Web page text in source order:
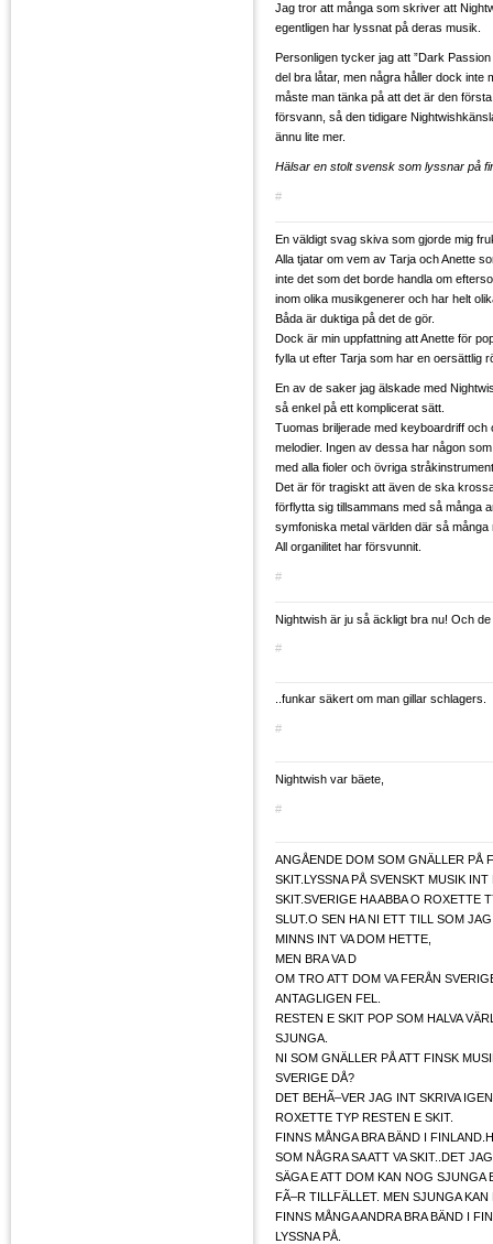
Jag tror att många som skriver att
egentligen har lyssnat på deras musik.
Personligen tycker jag att ”Dark Passion
del bra låtar, men några håller dock inte
måste man tänka på att det är den
försvann, så den tidigare
ännu lite mer.
Hälsar en stolt svensk som lyssnar på
#
En väldigt svag skiva som gjorde mig
Alla tjatar om vem av Tarja och Anette
inte det som det borde handla om
inom olika musikgenerer och har helt
Båda är duktiga på det de gör.
Dock är min uppfattning att Anette för
fylla ut efter Tarja som har en oersättlig
En av de saker jag älskade med
så enkel på ett komplicerat sätt.
Tuomas briljerade med keyboardriff och
melodier. Ingen av dessa har någon
med alla fioler och övriga
Det är för tragiskt att även de ska
förflytta sig tillsammans med så många
symfoniska metal världen där så många
All organilitet har försvunnit.
#
Nightwish är ju så äckligt bra nu! Och
#
..funkar säkert om man gillar schlagers.
#
Nightwish var bäete,
#
ANGÅENDE DOM SOM GNÄLLER PÅ
SKIT.LYSSNA PÅ SVENSKT MUSIK
SKIT.SVERIGE HA ABBA O ROXETTE
SLUT.O SEN HA NI ETT TILL SOM
MINNS INT VA DOM HETTE,
MEN BRA VA D
OM TRO ATT DOM VA FERÅN
ANTAGLIGEN FEL.
RESTEN E SKIT POP SOM HALVA
SJUNGA.
NI SOM GNÄLLER PÅ ATT FINSK
SVERIGE DÅ?
DET BEHÃ–VER JAG INT SKRIVA
ROXETTE TYP RESTEN E SKIT.
FINNS MÅNGA BRA BÄND I
SOM NÅGRA SA ATT VA SKIT..DET
SÄGA E ATT DOM KAN NOG SJUNGA
FÃ–R TILLFÄLLET. MEN SJUNGA
FINNS MÅNGA ANDRA BRA BÄND I
LYSSNA PÅ.